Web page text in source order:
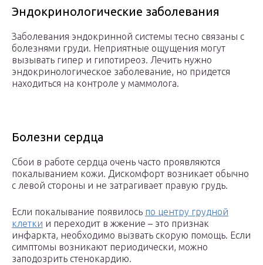
Эндокринологические заболевания
Заболевания эндокринной системы тесно связаны с
болезнями груди. Неприятные ощущения могут
вызывать гипер и гипотиреоз. Лечить нужно
эндокринологическое заболевание, но придется
находиться на контроле у маммолога.
Болезни сердца
Сбои в работе сердца очень часто проявляются
покалыванием кожи. Дискомфорт возникает обычно
с левой стороны и не затрагивает правую грудь.
Если покалывание появилось по центру грудной
клетки и переходит в жжение – это признак
инфаркта, необходимо вызвать скорую помощь. Если
симптомы возникают периодически, можно
заподозрить стенокардию.